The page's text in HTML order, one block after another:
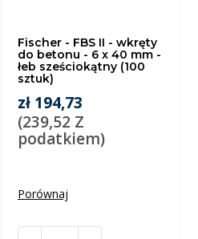
Fischer - FBS II - wkręty
do betonu - 6 x 40 mm -
łeb sześciokątny (100
sztuk)
zł 194,73
(239,52 Z
podatkiem)
Porównaj